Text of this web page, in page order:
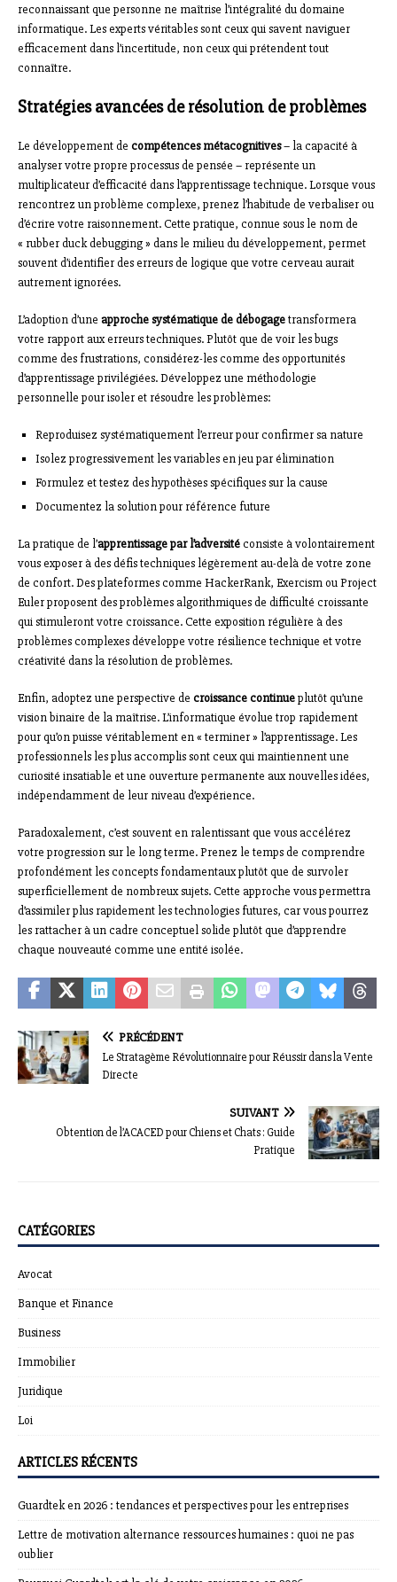
reconnaissant que personne ne maîtrise l’intégralité du domaine
informatique. Les experts véritables sont ceux qui savent naviguer
efficacement dans l’incertitude, non ceux qui prétendent tout
connaître.
Stratégies avancées de résolution de problèmes
Le développement de compétences métacognitives– la capacité à
analyser votre propre processus de pensée – représente un
multiplicateur d’efficacité dans l’apprentissage technique. Lorsque vous
rencontrez un problème complexe, prenez l’habitude de verbaliser ou
d’écrire votre raisonnement. Cette pratique, connue sous le nom de
« rubber duck debugging » dans le milieu du développement, permet
souvent d’identifier des erreurs de logique que votre cerveau aurait
autrement ignorées.
L’adoption d’une approche systématique de débogagetransformera
votre rapport aux erreurs techniques. Plutôt que de voir les bugs
comme des frustrations, considérez-les comme des opportunités
d’apprentissage privilégiées. Développez une méthodologie
personnelle pour isoler et résoudre les problèmes:
Reproduisez systématiquement l’erreur pour confirmer sa nature
Isolez progressivement les variables en jeu par élimination
Formulez et testez des hypothèses spécifiques sur la cause
Documentez la solution pour référence future
La pratique de l’apprentissage par l’adversitéconsiste à volontairement
vous exposer à des défis techniques légèrement au-delà de votre zone
de confort. Des plateformes comme HackerRank, Exercism ou Project
Euler proposent des problèmes algorithmiques de difficulté croissante
qui stimuleront votre croissance. Cette exposition régulière à des
problèmes complexes développe votre résilience technique et votre
créativité dans la résolution de problèmes.
Enfin, adoptez une perspective de croissance continueplutôt qu’une
vision binaire de la maîtrise. L’informatique évolue trop rapidement
pour qu’on puisse véritablement en « terminer » l’apprentissage. Les
professionnels les plus accomplis sont ceux qui maintiennent une
curiosité insatiable et une ouverture permanente aux nouvelles idées,
indépendamment de leur niveau d’expérience.
Paradoxalement, c’est souvent en ralentissant que vous accélérez
votre progression sur le long terme. Prenez le temps de comprendre
profondément les concepts fondamentaux plutôt que de survoler
superficiellement de nombreux sujets. Cette approche vous permettra
d’assimiler plus rapidement les technologies futures, car vous pourrez
les rattacher à un cadre conceptuel solide plutôt que d’apprendre
chaque nouveauté comme une entité isolée.
PRÉCÉDENT
Le Stratagème Révolutionnaire pour Réussir dans la Vente
Directe
SUIVANT
Obtention de l’ACACED pour Chiens et Chats : Guide
Pratique
CATÉGORIES
Avocat
Banque et Finance
Business
Immobilier
Juridique
Loi
ARTICLES RÉCENTS
Guardtek en 2026 : tendances et perspectives pour les entreprises
Lettre de motivation alternance ressources humaines : quoi ne pas
oublier